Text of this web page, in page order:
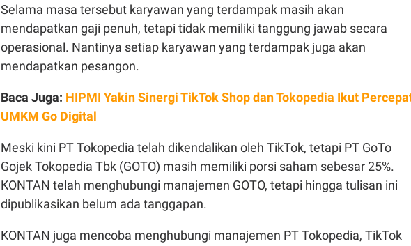
Selama masa tersebut karyawan yang terdampak masih akan
mendapatkan gaji penuh, tetapi tidak memiliki tanggung jawab secara
operasional. Nantinya setiap karyawan yang terdampak juga akan
mendapatkan pesangon.
Baca Juga: HIPMI Yakin Sinergi TikTok Shop dan Tokopedia Ikut
UMKM Go Digital
Meski kini PT Tokopedia telah dikendalikan oleh TikTok, tetapi PT GoTo
Gojek Tokopedia Tbk (GOTO) masih memiliki porsi saham sebesar 25%.
KONTAN telah menghubungi manajemen GOTO, tetapi hingga tulisan ini
dipublikasikan belum ada tanggapan.
KONTAN juga mencoba menghubungi manajemen PT Tokopedia, TikTok